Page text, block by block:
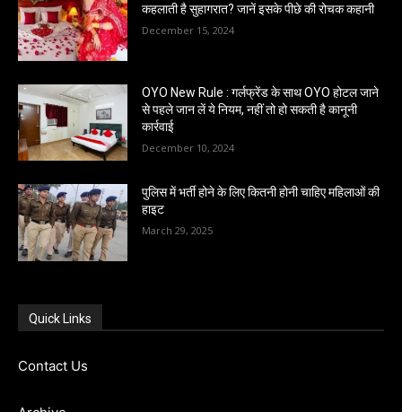
कहलाती है सुहागरात? जानें इसके पीछे की रोचक कहानी
December 15, 2024
OYO New Rule : गर्लफ्रेंड के साथ OYO होटल जाने
से पहले जान लें ये नियम, नहीं तो हो सकती है कानूनी
कार्रवाई
December 10, 2024
पुलिस में भर्ती होने के लिए कितनी होनी चाहिए महिलाओं की
हाइट
March 29, 2025
Quick Links
Contact Us